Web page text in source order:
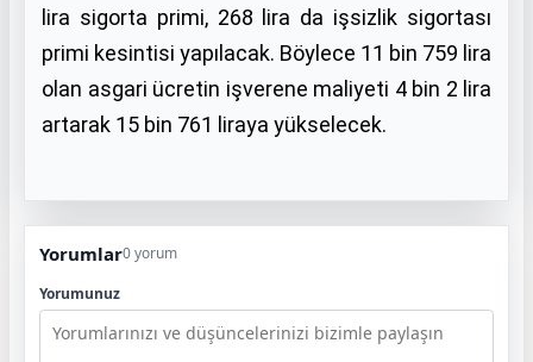
lira sigorta primi, 268 lira da işsizlik sigortası
primi kesintisi yapılacak. Böylece 11 bin 759 lira
olan asgari ücretin işverene maliyeti 4 bin 2 lira
artarak 15 bin 761 liraya yükselecek.
Yorumlar0 yorum
Yorumunuz